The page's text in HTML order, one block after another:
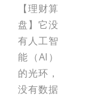
【理财算
盘】它没
有人工智
能（AI）
的光环，
没有数据